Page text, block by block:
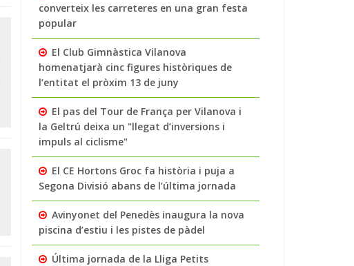
converteix les carreteres en una gran festa
popular
El Club Gimnàstica Vilanova
homenatjarà cinc figures històriques de
l’entitat el pròxim 13 de juny
El pas del Tour de França per Vilanova i
la Geltrú deixa un "llegat d’inversions i
impuls al ciclisme"
El CE Hortons Groc fa història i puja a
Segona Divisió abans de l’última jornada
Avinyonet del Penedès inaugura la nova
piscina d’estiu i les pistes de pàdel
Última jornada de la Lliga Petits